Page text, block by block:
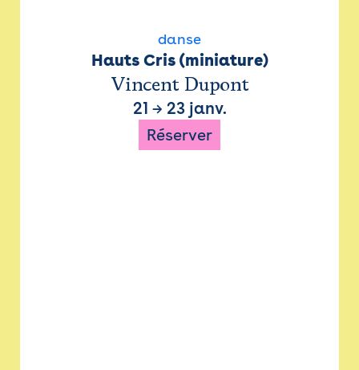
danse
Hauts Cris (miniature)
Vincent Dupont
21 → 23 janv.
Réserver